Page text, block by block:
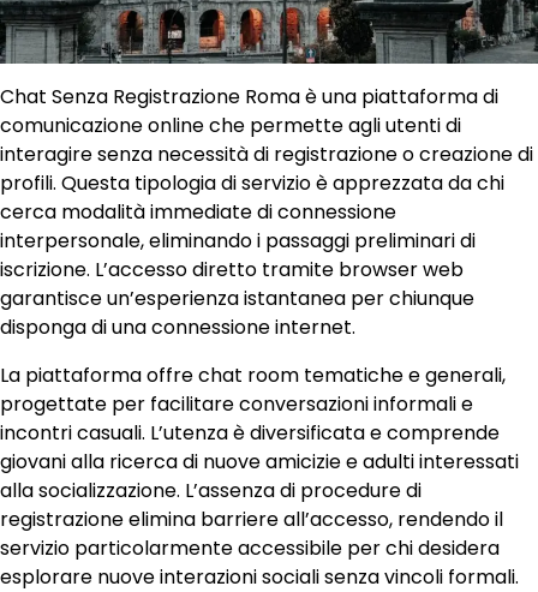
Chat Senza Registrazione Roma è una piattaforma di
comunicazione online che permette agli utenti di
interagire senza necessità di registrazione o creazione di
profili. Questa tipologia di servizio è apprezzata da chi
cerca modalità immediate di connessione
interpersonale, eliminando i passaggi preliminari di
iscrizione. L’accesso diretto tramite browser web
garantisce un’esperienza istantanea per chiunque
disponga di una connessione internet.
La piattaforma offre chat room tematiche e generali,
progettate per facilitare conversazioni informali e
incontri casuali. L’utenza è diversificata e comprende
giovani alla ricerca di nuove amicizie e adulti interessati
alla socializzazione. L’assenza di procedure di
registrazione elimina barriere all’accesso, rendendo il
servizio particolarmente accessibile per chi desidera
esplorare nuove interazioni sociali senza vincoli formali.